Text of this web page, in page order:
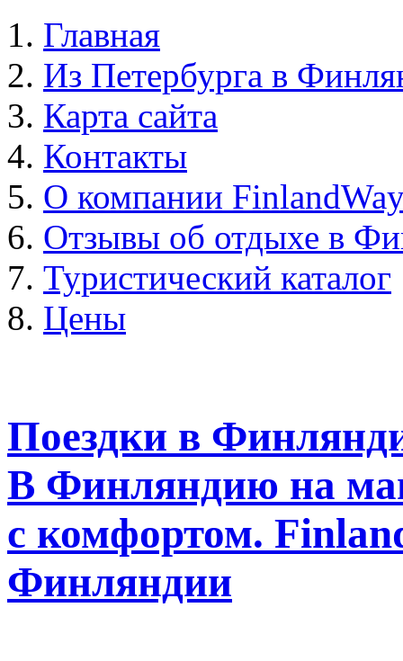
Главная
Из Петербурга в
Карта сайта
Контакты
О компании
Отзывы об отдыхе в
Туристический каталог
Цены
Поездки в
В Финляндию на
с комфортом.
Финляндии